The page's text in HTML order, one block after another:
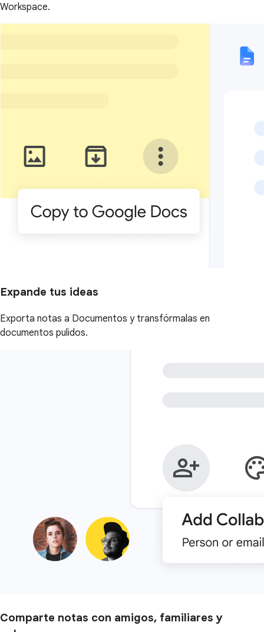
Workspace.
Expande tus ideas
Exporta notas a Documentos y transfórmalas en
documentos pulidos.
Comparte notas con amigos, familiares y